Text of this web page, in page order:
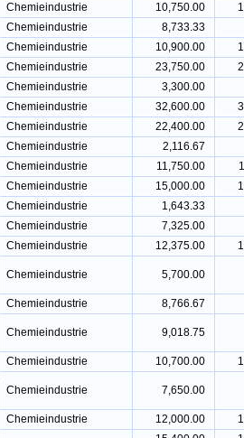
Chemieindustrie 10,750.00
Chemieindustrie
8,733.33
Chemieindustrie 10,900.00
Chemieindustrie 23,750.00
Chemieindustrie
3,300.00
Chemieindustrie 32,600.00
Chemieindustrie 22,400.00
Chemieindustrie
2,116.67
Chemieindustrie 11,750.00
Chemieindustrie 15,000.00
Chemieindustrie
1,643.33
Chemieindustrie
7,325.00
Chemieindustrie 12,375.00
Chemieindustrie 5,700.00
Chemieindustrie
8,766.67
Chemieindustrie 9,018.75
Chemieindustrie 10,700.00
Chemieindustrie 7,650.00
Chemieindustrie 12,000.00